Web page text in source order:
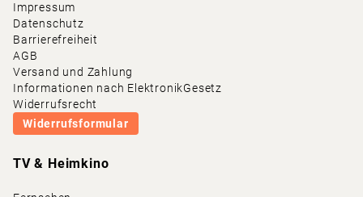
Impressum
Datenschutz
Barrierefreiheit
AGB
Versand und Zahlung
Informationen nach ElektronikGesetz
Widerrufsrecht
Widerrufsformular
TV & Heimkino